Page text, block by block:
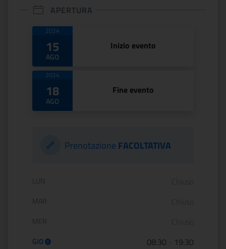
APERTURA
Date di apertura
2024
15
AGO
Inizio evento
2024
18
AGO
Fine evento
Prenotazione FACOLTATIVA
Orario di apertura:
LUN
MAR
MER
GIO 08:30 19:30